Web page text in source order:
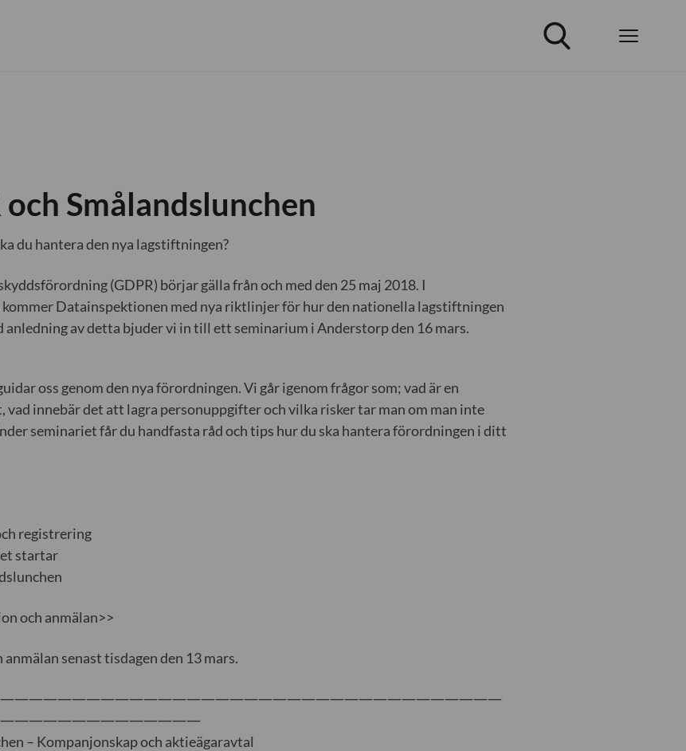
och Smålandslunchen
du hantera den nya lagstiftningen?
(GDPR) börjar gälla från och med den 25 maj 2018. I
Datainspektionen med nya riktlinjer för hur den nationella lagstiftningen
anledning av detta bjuder vi in till ett seminarium i Anderstorp den 16 mars.
oss genom den nya förordningen. Vi går igenom frågor som; vad är en
vad innebär det att lagra personuppgifter och vilka risker tar man om man inte
seminariet får du handfasta råd och tips hur du ska hantera förordningen i ditt
registrering
startar
och anmälan>>
senast tisdagen den 13 mars.
– Kompanjonskap och aktieägaravtal